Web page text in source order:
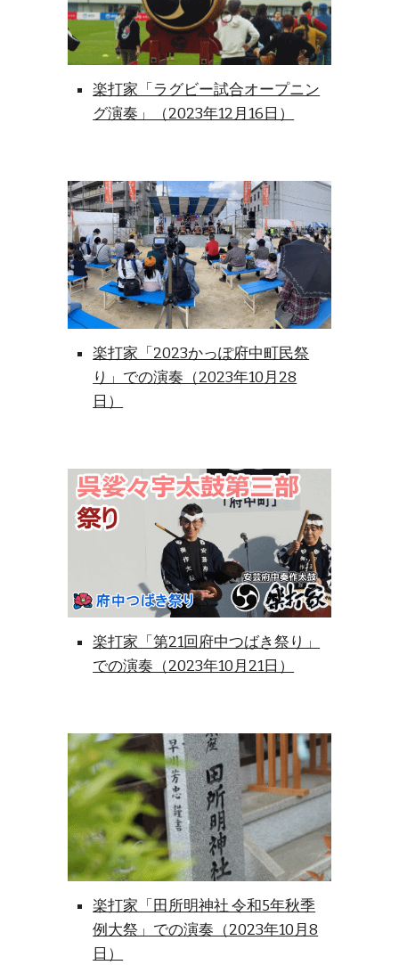
楽打家「ラグビー試合オープニン
グ演奏」（2023年12月16日）
楽打家「2023かっぽ府中町民祭
り」での演奏（2023年10月28
日）
楽打家「第21回府中つばき祭り」
での演奏（2023年10月21日）
楽打家「田所明神社 令和5年秋季
例大祭」での演奏（2023年10月8
日）